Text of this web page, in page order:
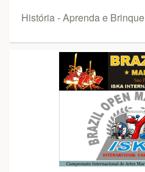
História - Aprenda e Brinque